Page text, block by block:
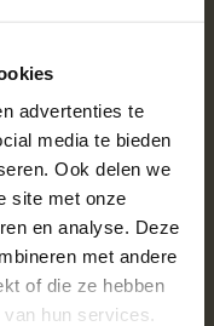
advertenties te
media te bieden
Ook delen we
site met onze
en analyse. Deze
met andere
of die ze hebben
hun services.
methode
de houtblokken van
vanaf het begin een
in minder
50% uitstoot per
rook betekent minder